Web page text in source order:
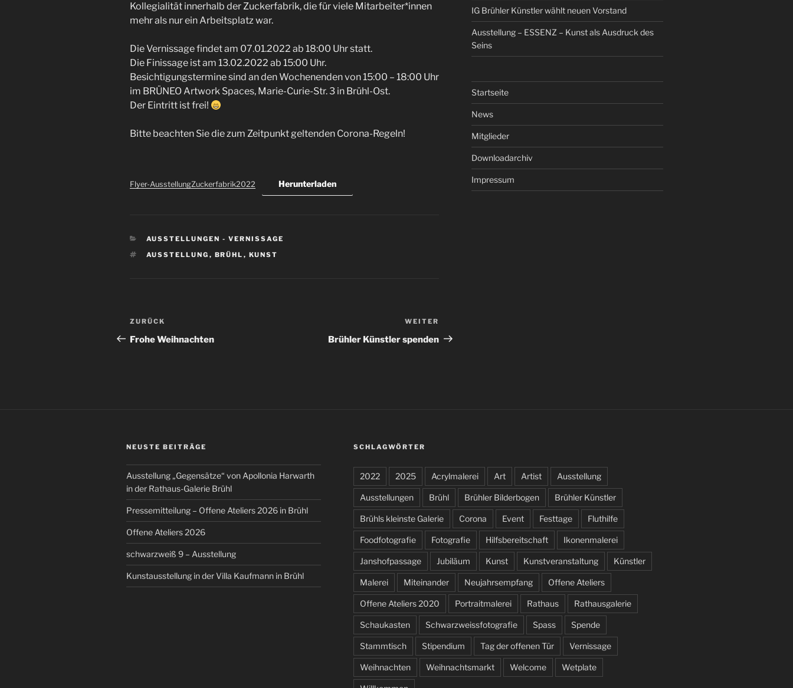
Kollegialität innerhalb der Zuckerfabrik, die für viele Mitarbeiter*innen
mehr als nur ein Arbeitsplatz war.
Die Vernissage findet am 07.01.2022 ab 18:00 Uhr statt.
Die Finissage ist am 13.02.2022 ab 15:00 Uhr.
Besichtigungstermine sind an den Wochenenden von 15:00 – 18:00 Uhr
im BRÜNEO Artwork Spaces, Marie-Curie-Str. 3 in Brühl-Ost.
Der Eintritt ist frei!
Bitte beachten Sie die zum Zeitpunkt geltenden Corona-Regeln!
Flyer-AusstellungZuckerfabrik2022 Herunterladen
KATEGORIEN
AUSSTELLUNGEN - VERNISSAGE
SCHLAGWÖRTER
AUSSTELLUNG , BRÜHL , KUNST
Beitragsnavigation
Vorheriger
Beitrag
ZURÜCK
Frohe Weihnachten
Beitrag
WEITER
Brühler Künstler spenden
IG Brühler Künstler wählt neuen Vorstand
Ausstellung – ESSENZ – Kunst als Ausdruck des
Seins
Startseite
News
Mitglieder
Downloadarchiv
Impressum
NEUSTE BEITRÄGE
Ausstellung „Gegensätze“ von Apollonia Harwarth
in der Rathaus-Galerie Brühl
Pressemitteilung – Offene Ateliers 2026 in Brühl
Offene Ateliers 2026
schwarzweiß 9 – Ausstellung
Kunstausstellung in der Villa Kaufmann in Brühl
SCHLAGWÖRTER
2022 2025 Acrylmalerei Art Artist Ausstellung
Ausstellungen Brühl Brühler Bilderbogen Brühler Künstler
Brühls kleinste Galerie Corona Event Festtage Fluthilfe
Foodfotografie Fotografie Hilfsbereitschaft Ikonenmalerei
Janshofpassage Jubiläum Kunst Kunstveranstaltung Künstler
Malerei Miteinander Neujahrsempfang Offene Ateliers
Offene Ateliers 2020 Portraitmalerei Rathaus Rathausgalerie
Schaukasten Schwarzweissfotografie Spass Spende
Stammtisch Stipendium Tag der offenen Tür Vernissage
Weihnachten Weihnachtsmarkt Welcome Wetplate